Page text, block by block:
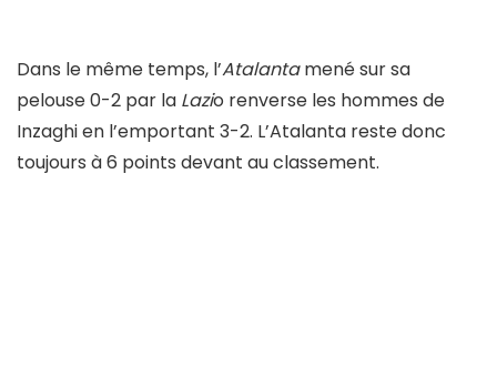
Dans le même temps, l’Atalantamené sur sa
pelouse 0-2 par la Lazio renverse les hommes de
Inzaghi en l’emportant 3-2. L’Atalanta reste donc
toujours à 6 points devant au classement.